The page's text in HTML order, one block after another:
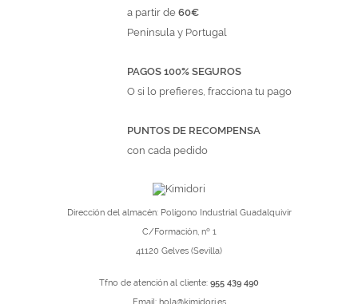
a partir de60€
Península y Portugal
PAGOS 100% SEGUROS
O si lo prefieres, fracciona tu pago
PUNTOS DE RECOMPENSA
con cada pedido
Dirección del almacén: Polígono Industrial Guadalquivir
C/Formación, nº 1
41120 Gelves (Sevilla)
Tfno de atención al cliente: 955 439 490